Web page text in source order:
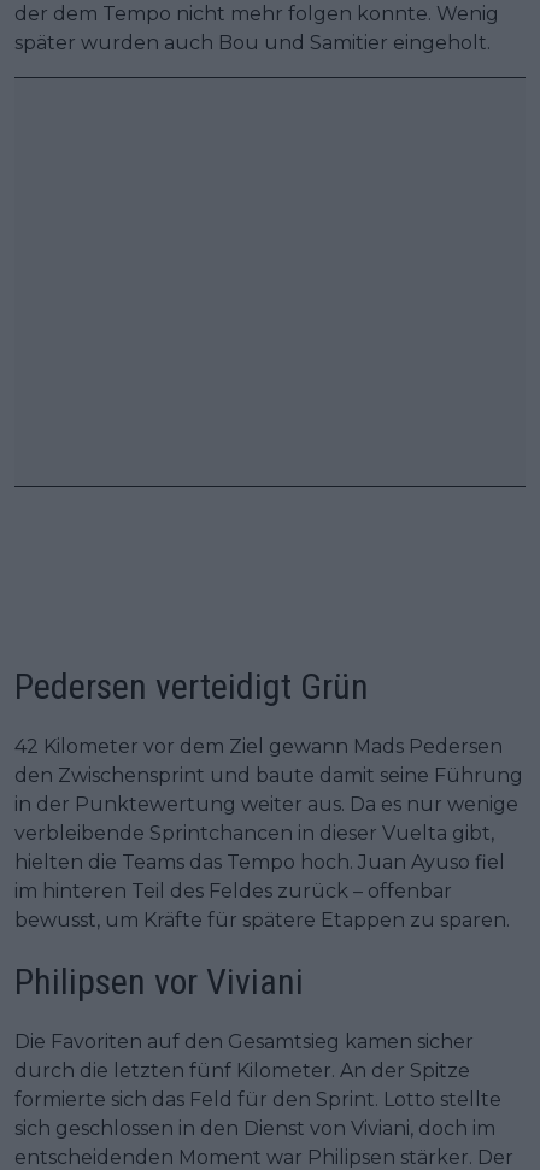
der dem Tempo nicht mehr folgen konnte. Wenig
später wurden auch Bou und Samitier eingeholt.
Pedersen verteidigt Grün
42 Kilometer vor dem Ziel gewann Mads Pedersen
den Zwischensprint und baute damit seine Führung
in der Punktewertung weiter aus. Da es nur wenige
verbleibende Sprintchancen in dieser Vuelta gibt,
hielten die Teams das Tempo hoch. Juan Ayuso fiel
im hinteren Teil des Feldes zurück – offenbar
bewusst, um Kräfte für spätere Etappen zu sparen.
Philipsen vor Viviani
Die Favoriten auf den Gesamtsieg kamen sicher
durch die letzten fünf Kilometer. An der Spitze
formierte sich das Feld für den Sprint. Lotto stellte
sich geschlossen in den Dienst von Viviani, doch im
entscheidenden Moment war Philipsen stärker. Der